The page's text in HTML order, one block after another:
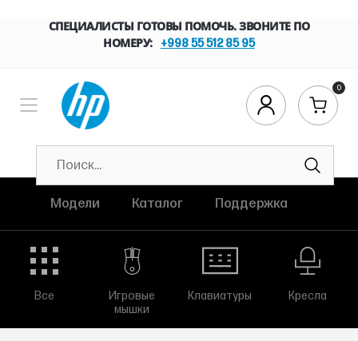
СПЕЦИАЛИСТЫ ГОТОВЫ ПОМОЧЬ. ЗВОНИТЕ ПО
НОМЕРУ:
+998 55 512 85 95
0
Модели Каталог Поддержка
Все
Игровые
мышки
Клавиатуры Кресла